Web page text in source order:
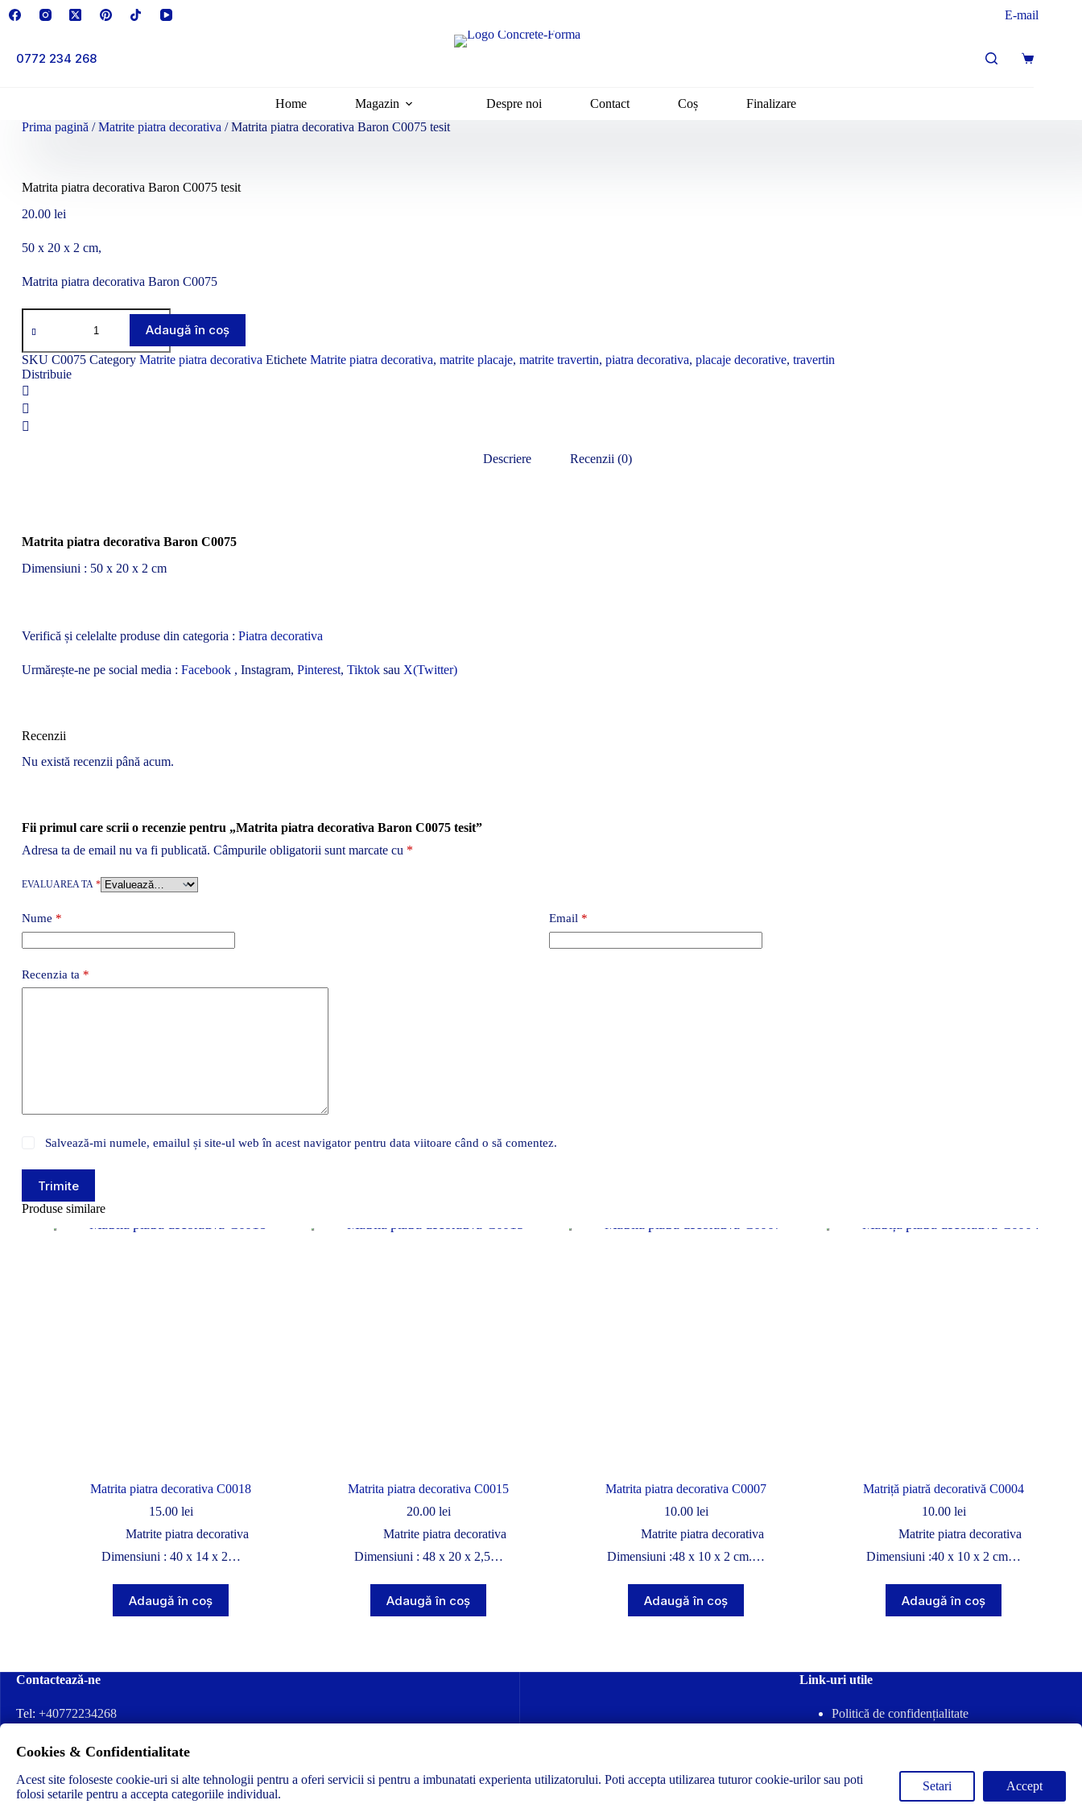
Sari
E-mail
0772 234 268
Coș
Home Magazin Despre noi Contact Coș
Finalizare
Prima pagină /Matrite piatra decorativa / Matrita piatra decorativa Baron C0075 tesit
Matrita piatra decorativa Baron C0075 tesit
20.00 lei
50 x 20 x 2 cm,
Matrita piatra decorativa Baron C0075
Cantitate
Matrita
decorativa
Baron
C0075
tesit
Adaugă în coș
SKU C0075 Category Matrite piatra decorativa Etichete Matrite piatra decorativa, matrite placaje, matrite travertin, piatra decorativa, placaje decorative, travertin
Distribuie
Descriere Recenzii (0)
Matrita piatra decorativa Baron C0075
Dimensiuni : 50 x 20 x 2 cm
Verifică și celelalte produse din categoria : Piatra decorativa
Urmărește-ne pe social media : Facebook , Instagram, Pinterest, Tiktok sau X(Twitter)
Recenzii
Nu există recenzii până acum.
Fii primul care scrii o recenzie pentru „Matrita piatra decorativa Baron C0075 tesit”
Adresa ta de email nu va fi publicată. Câmpurile obligatorii sunt marcate cu *
EVALUAREA TA *
Nume * Email *
Recenzia ta *
Salvează-mi numele, emailul și site-ul web în acest navigator pentru data viitoare când o să comentez.
Trimite
Produse similare
Matrita piatra decorativa C0018
15.00 lei
Matrite piatra decorativa
Dimensiuni : 40 x 14 x 2…
Adaugă în coș
Matrita piatra decorativa C0015
20.00 lei
Matrite piatra decorativa
Dimensiuni : 48 x 20 x 2,5…
Adaugă în coș
Matrita piatra decorativa C0007
10.00 lei
Matrite piatra decorativa
Dimensiuni :48 x 10 x 2 cm.…
Adaugă în coș
Matriță piatră decorativă C0004
10.00 lei
Matrite piatra decorativa
Dimensiuni :40 x 10 x 2 cm…
Adaugă în coș
Contactează-ne
Tel: +40772234268
Ai nevoie de ajutor sau ai întrebări?
Link-uri utile
Politică de confidențialitate
Termeni & Condiții
Cookies & Confidentialitate
Acest site foloseste cookie-uri si alte tehnologii pentru a oferi servicii si pentru a imbunatati experienta utilizatorului. Poti accepta utilizarea tuturor cookie-urilor sau poti
folosi setarile pentru a accepta categoriile individual.
Setari Accept